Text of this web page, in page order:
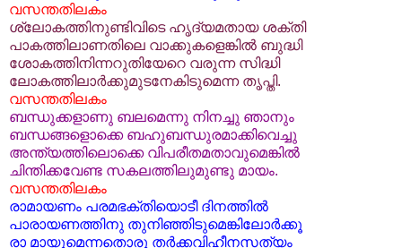
വസന്തതിലകം
ശ്ലോകത്തിനുണ്ടിവിടെ ഹൃദ്യമതായ ശക്തി
പാകത്തിലാണതിലെ വാക്കുകളെങ്കില്‍ ബുദ്ധി
ശോകത്തിനിന്നറുതിയേറെ വരുന്ന സിദ്ധി
ലോകത്തിലാര്‍ക്കുമുടനേകിടുമെന്ന തൃപ്തി.
വസന്തതിലകം
ബന്ധുക്കളാണു ബലമെന്നു നിനച്ചു ഞാനും
ബന്ധങ്ങളൊക്കെ ബഹുബന്ധുരമാക്കിവെച്ചു
അന്ത്യത്തിലൊക്കെ വിപരീതമതാവുമെങ്കില്‍
ചിന്തിക്കവേണ്ട സകലത്തിലുമുണ്ടു മായം.
വസന്തതിലകം
രാമായണം പരമഭക്തിയൊടീ ദിനത്തില്‍
പാരായണത്തിനു തുനിഞ്ഞിടുമെങ്കിലോര്‍ക്കൂ
രാ മായുമെന്നതൊരു തര്‍ക്കവിഹീനസത്യം